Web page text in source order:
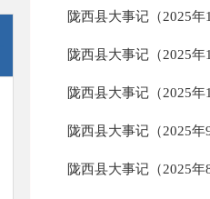
陇西县大事记（2025年
陇西县大事记（2025年
陇西县大事记（2025年
陇西县大事记（2025年9
陇西县大事记（2025年8